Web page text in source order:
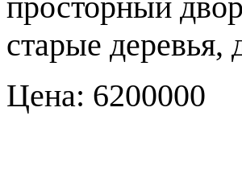
старые деревья,
Цена: 6200000